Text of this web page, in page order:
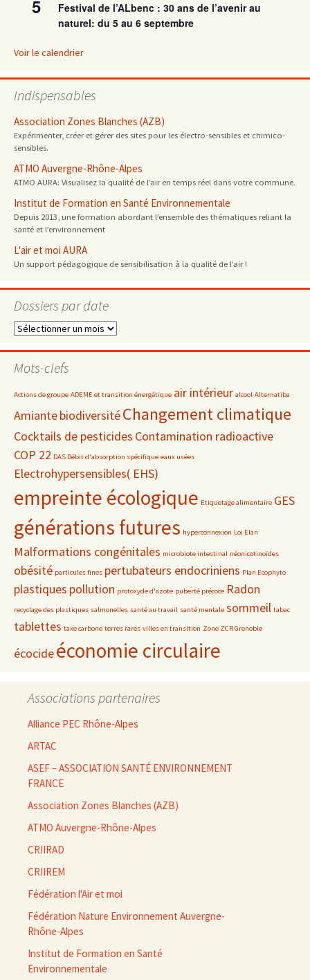
5
Festival de l’ALbenc : 30 ans de l’avenir au
naturel: du 5 au 6 septembre
Voir le calendrier
Indispensables
Association Zones Blanches (AZB)
Expérimenter, créer et gérer des sites pour les électro-sensibles et chimico-
sensibles.
ATMO Auvergne-Rhône-Alpes
ATMO AURA: Visualisez la qualité de l’air en temps réel dans votre commune.
Institut de Formation en Santé Environnementale
Depuis 2013, une formation abordant l’ensemble des thématiques reliant la
santé et l’environnement
L'air et moi AURA
Un support pédagogique de sensibilisation à la qualité de l’air !
Dossiers par date
Dossiers
date
Mots-clefs
Actions de groupe ADEME et transition énergétique air intérieur alcool Alternatiba
AmiantebiodiversitéChangement climatique
Cocktails de pesticides Contamination radioactive
COP 22 DAS Débit d'absorption spécifique eaux usées
Electrohypersensibles( EHS)
empreinte écologique Etiquetage alimentaire GES
générations futures hyperconnexion Loi Elan
Malformations congénitales microbiote intestinal néonicotinoïdes
obésité particules fines pertubateurs endocriniens Plan Ecophyto
plastiques pollution protoxyde d'azote puberté précoce Radon
recyclage des plastiques salmonelles santé au travail santé mentale sommeil tabac
tablettes taxe carbone terres rares villes en transition Zone ZCR Grenoble
écocideéconomie circulaire
Associations partenaires
Alliance PEC Rhône-Alpes
ARTAC
ASEF – ASSOCIATION SANTÉ ENVIRONNEMENT
FRANCE
Association Zones Blanches (AZB)
ATMO Auvergne-Rhône-Alpes
CRIIRAD
CRIIREM
Fédération l'Air et moi
Fédération Nature Environnement Auvergne-
Rhône-Alpes
Institut de Formation en Santé
Environnementale